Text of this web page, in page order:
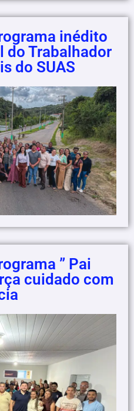
inédito
do Trabalhador
do SUAS
” Pai
cuidado com